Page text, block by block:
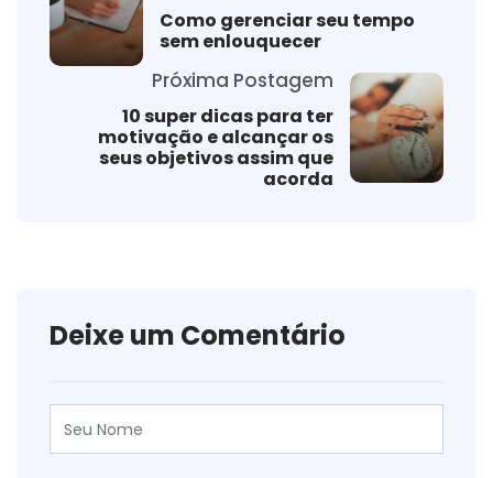
Como gerenciar seu tempo
sem enlouquecer
Próxima Postagem
10 super dicas para ter
motivação e alcançar os
seus objetivos assim que
acorda
Deixe um Comentário